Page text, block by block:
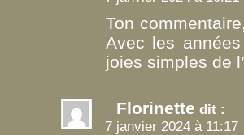
Ton
Avec les
joies simples de
Florinette dit :
7 janvier 2024 à 11:17